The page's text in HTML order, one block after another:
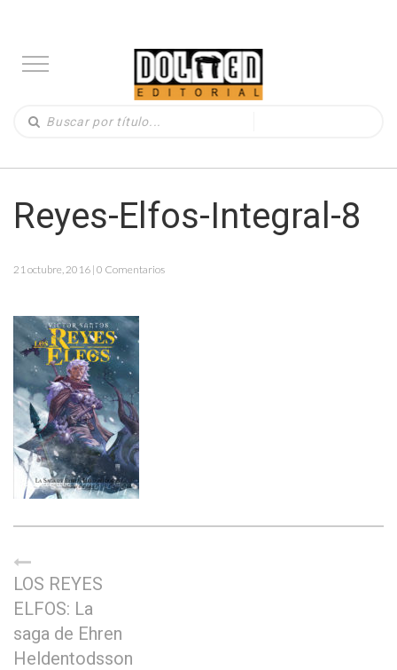
Reyes-Elfos-Integral-8
21 octubre, 2016 | 0 Comentarios
LOS REYES
ELFOS: La
saga de Ehren
Heldentodsson